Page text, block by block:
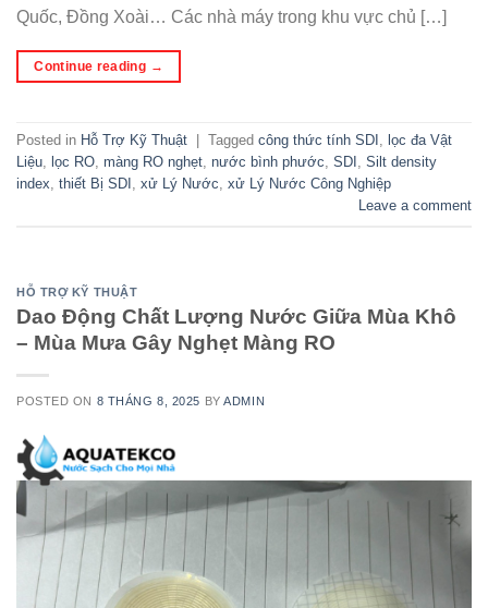
Quốc, Đồng Xoài… Các nhà máy trong khu vực chủ […]
Continue reading →
Posted in Hỗ Trợ Kỹ Thuật Tagged công thức tính SDI , lọc đa Vật
Liệu, lọc RO, màng RO nghẹt, nước bình phước, SDI , Silt density
index, thiết Bị SDI , xử Lý Nước, xử Lý Nước Công Nghiệp
Leave a comment
HỖ TRỢ KỸ THUẬT
Dao Động Chất Lượng Nước Giữa Mùa Khô
– Mùa Mưa Gây Nghẹt Màng RO
POSTED ON 8 THÁNG 8, 2025 BYADMIN